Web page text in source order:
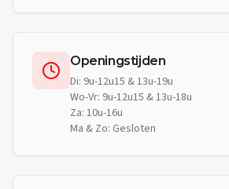
Openingstijden
Di: 9u-12u15 & 13u-19u
Wo-Vr: 9u-12u15 & 13u-18u
Za: 10u-16u
Ma & Zo: Gesloten